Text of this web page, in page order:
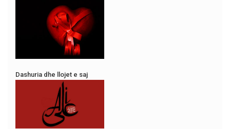
Dashuria dhe llojet e saj